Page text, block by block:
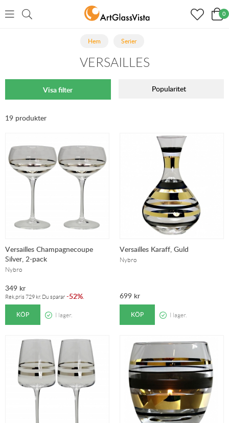
0
Hem Serier
VERSAILLES
Visa filter Popularitet
19 produkter
Versailles Champagnecoupe
Silver, 2-pack
Nybro
349 kr
Rek.pris 729 kr. Du sparar -52%
KÖP I lager.
Versailles Karaff, Guld
Nybro
699 kr
KÖP I lager.